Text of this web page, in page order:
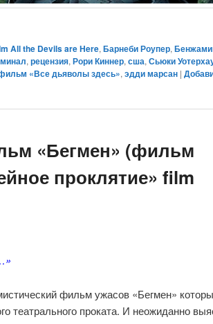
All the Devils are Here,Барнеби Роупер,
,рецензия,Рори Киннер,сша,Сьюки
«Все дьяволы здесь»,эдди марсан |
«Бегмен» (фильм
проклятие» film
фильм ужасов «Бегмен»
театрального проката. И неожиданно